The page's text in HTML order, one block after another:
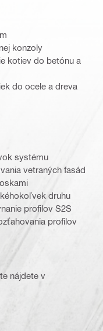
konzoly
kotiev do betónu a
do ocele a dreva
systému
vetraných fasád
druhu
profilov S2S
profilov
nájdete v